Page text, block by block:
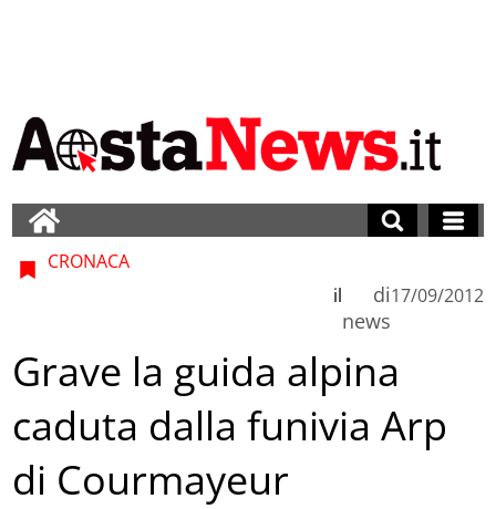
CRONACA
di
news
il 17/09/2012
Grave la guida alpina
caduta dalla funivia Arp
di Courmayeur